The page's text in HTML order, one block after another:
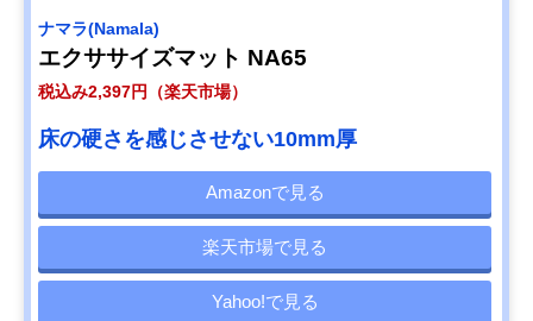
ナマラ(Namala)
エクササイズマット NA65
税込み2,397円（楽天市場）
床の硬さを感じさせない10mm厚
Amazonで見る
楽天市場で見る
Yahoo!で見る